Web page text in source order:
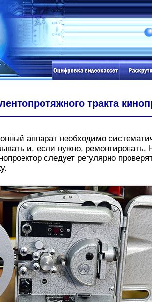
тракта
аппарат необходимо
и, если нужно, ремонтировать.
следует регулярно